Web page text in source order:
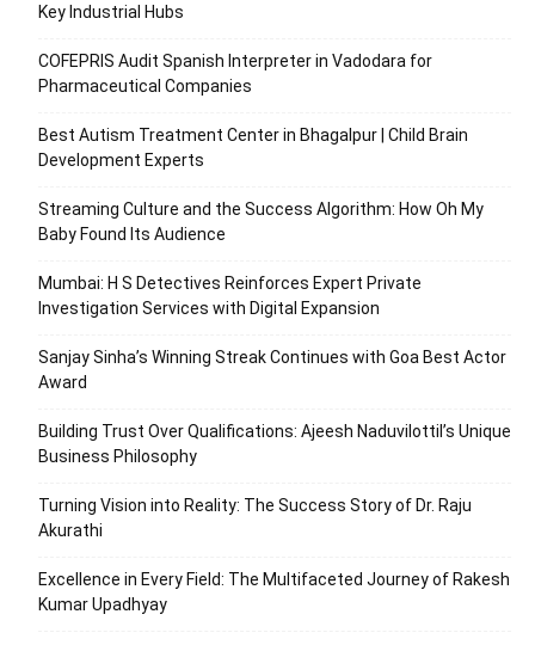
Key Industrial Hubs
COFEPRIS Audit Spanish Interpreter in Vadodara for
Pharmaceutical Companies
Best Autism Treatment Center in Bhagalpur | Child Brain
Development Experts
Streaming Culture and the Success Algorithm: How Oh My
Baby Found Its Audience
Mumbai: H S Detectives Reinforces Expert Private
Investigation Services with Digital Expansion
Sanjay Sinha’s Winning Streak Continues with Goa Best Actor
Award
Building Trust Over Qualifications: Ajeesh Naduvilottil’s Unique
Business Philosophy
Turning Vision into Reality: The Success Story of Dr. Raju
Akurathi
Excellence in Every Field: The Multifaceted Journey of Rakesh
Kumar Upadhyay